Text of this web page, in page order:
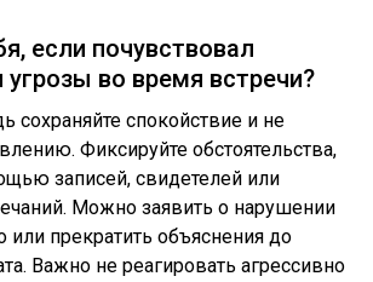
если почувствовал
угрозы во время встречи?
сохраняйте спокойствие и не
Фиксируйте обстоятельства,
записей, свидетелей или
Можно заявить о нарушении
или прекратить объяснения до
Важно не реагировать агрессивно